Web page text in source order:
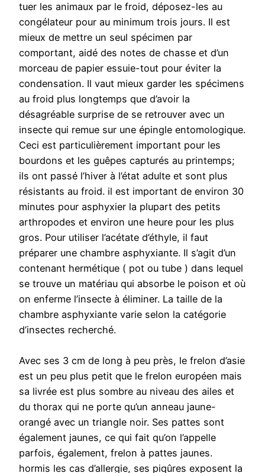
tuer les animaux par le froid, déposez-les au
congélateur pour au minimum trois jours. Il est
mieux de mettre un seul spécimen par
comportant, aidé des notes de chasse et d’un
morceau de papier essuie-tout pour éviter la
condensation. Il vaut mieux garder les spécimens
au froid plus longtemps que d’avoir la
désagréable surprise de se retrouver avec un
insecte qui remue sur une épingle entomologique.
Ceci est particulièrement important pour les
bourdons et les guêpes capturés au printemps;
ils ont passé l’hiver à l’état adulte et sont plus
résistants au froid. il est important de environ 30
minutes pour asphyxier la plupart des petits
arthropodes et environ une heure pour les plus
gros. Pour utiliser l’acétate d’éthyle, il faut
préparer une chambre asphyxiante. Il s’agit d’un
contenant hermétique ( pot ou tube ) dans lequel
se trouve un matériau qui absorbe le poison et où
on enferme l’insecte à éliminer. La taille de la
chambre asphyxiante varie selon la catégorie
d’insectes recherché.
Avec ses 3 cm de long à peu près, le frelon d’asie
est un peu plus petit que le frelon européen mais
sa livrée est plus sombre au niveau des ailes et
du thorax qui ne porte qu’un anneau jaune-
orangé avec un triangle noir. Ses pattes sont
également jaunes, ce qui fait qu’on l’appelle
parfois, également, frelon à pattes jaunes.
hormis les cas d’allergie, ses piqûres exposent la